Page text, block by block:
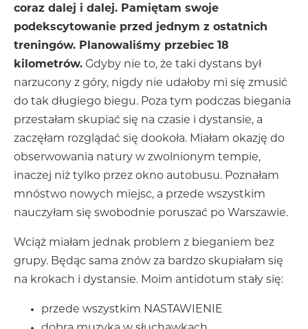
coraz dalej i dalej. Pamiętam swoje
podekscytowanie przed jednym z ostatnich
treningów. Planowaliśmy przebiec 18
kilometrów. Gdyby nie to, że taki dystans był
narzucony z góry, nigdy nie udałoby mi się zmusić
do tak długiego biegu. Poza tym podczas biegania
przestałam skupiać się na czasie i dystansie, a
zaczęłam rozglądać się dookoła. Miałam okazję do
obserwowania natury w zwolnionym tempie,
inaczej niż tylko przez okno autobusu. Poznałam
mnóstwo nowych miejsc, a przede wszystkim
nauczyłam się swobodnie poruszać po Warszawie.
Wciąż miałam jednak problem z bieganiem bez
grupy. Będąc sama znów za bardzo skupiałam się
na krokach i dystansie. Moim antidotum stały się:
przede wszystkim NASTAWIENIE